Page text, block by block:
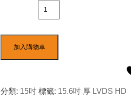
加入購物車
分類: 15吋 標籤: 15.6吋 厚 LVDS HD